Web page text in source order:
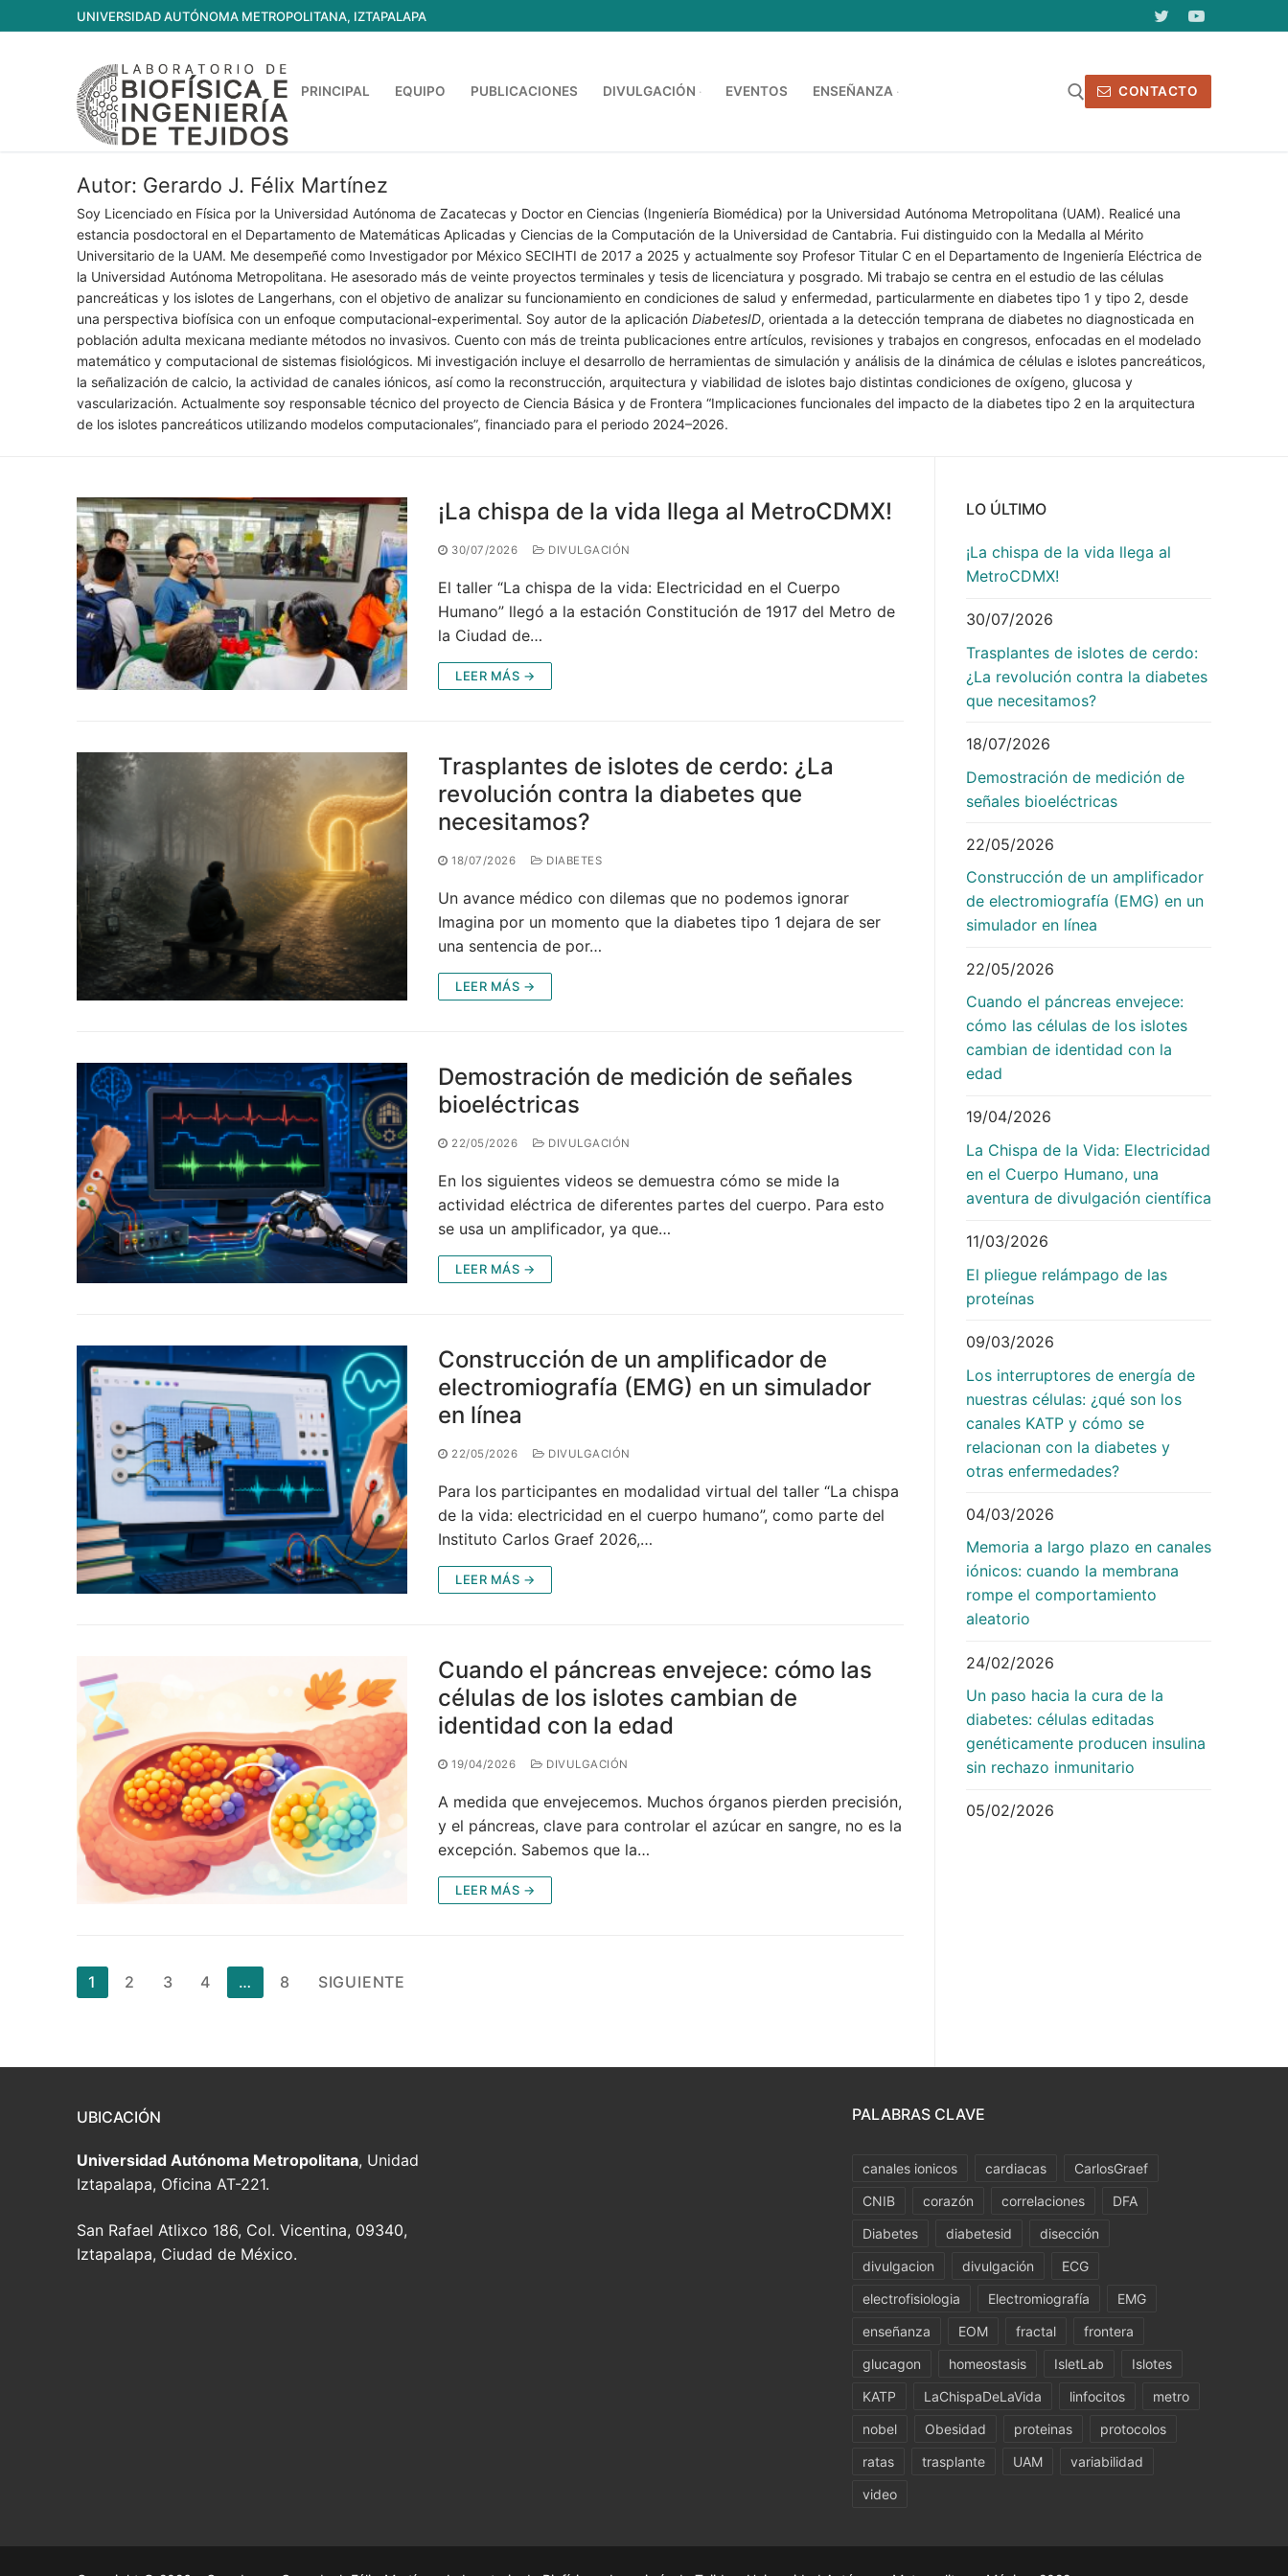
al
UNIVERSIDAD AUTÓNOMA METROPOLITANA, IZTAPALAPA
PRINCIPAL EQUIPO PUBLICACIONES DIVULGACIÓN EVENTOS ENSEÑANZA CONTACTO
Autor: Gerardo J. Félix Martínez
Soy Licenciado en Física por la Universidad Autónoma de Zacatecas y Doctor en Ciencias (Ingeniería Biomédica) por la Universidad Autónoma Metropolitana (UAM). Realicé una
estancia posdoctoral en el Departamento de Matemáticas Aplicadas y Ciencias de la Computación de la Universidad de Cantabria. Fui distinguido con la Medalla al Mérito
Universitario de la UAM. Me desempeñé como Investigador por México SECIHTI de 2017 a 2025 y actualmente soy Profesor Titular C en el Departamento de Ingeniería Eléctrica de
la Universidad Autónoma Metropolitana. He asesorado más de veinte proyectos terminales y tesis de licenciatura y posgrado. Mi trabajo se centra en el estudio de las células
pancreáticas y los islotes de Langerhans, con el objetivo de analizar su funcionamiento en condiciones de salud y enfermedad, particularmente en diabetes tipo 1 y tipo 2, desde
una perspectiva biofísica con un enfoque computacional-experimental. Soy autor de la aplicación DiabetesID, orientada a la detección temprana de diabetes no diagnosticada en
población adulta mexicana mediante métodos no invasivos. Cuento con más de treinta publicaciones entre artículos, revisiones y trabajos en congresos, enfocadas en el modelado
matemático y computacional de sistemas fisiológicos. Mi investigación incluye el desarrollo de herramientas de simulación y análisis de la dinámica de células e islotes pancreáticos,
la señalización de calcio, la actividad de canales iónicos, así como la reconstrucción, arquitectura y viabilidad de islotes bajo distintas condiciones de oxígeno, glucosa y
vascularización. Actualmente soy responsable técnico del proyecto de Ciencia Básica y de Frontera “Implicaciones funcionales del impacto de la diabetes tipo 2 en la arquitectura
de los islotes pancreáticos utilizando modelos computacionales”, financiado para el periodo 2024–2026.
¡La chispa de la vida llega al MetroCDMX!
30/07/2026 DIVULGACIÓN
El taller “La chispa de la vida: Electricidad en el Cuerpo
Humano” llegó a la estación Constitución de 1917 del Metro de
la Ciudad de…
LEER MÁS →
Trasplantes de islotes de cerdo: ¿La
revolución contra la diabetes que
necesitamos?
18/07/2026 DIABETES
Un avance médico con dilemas que no podemos ignorar
Imagina por un momento que la diabetes tipo 1 dejara de ser
una sentencia de por…
LEER MÁS →
Demostración de medición de señales
bioeléctricas
22/05/2026 DIVULGACIÓN
En los siguientes videos se demuestra cómo se mide la
actividad eléctrica de diferentes partes del cuerpo. Para esto
se usa un amplificador, ya que…
LEER MÁS →
Construcción de un amplificador de
electromiografía (EMG) en un simulador
en línea
22/05/2026 DIVULGACIÓN
Para los participantes en modalidad virtual del taller “La chispa
de la vida: electricidad en el cuerpo humano”, como parte del
Instituto Carlos Graef 2026,…
LEER MÁS →
Cuando el páncreas envejece: cómo las
células de los islotes cambian de
identidad con la edad
19/04/2026 DIVULGACIÓN
A medida que envejecemos. Muchos órganos pierden precisión,
y el páncreas, clave para controlar el azúcar en sangre, no es la
excepción. Sabemos que la…
LEER MÁS →
Paginación
1 2 3 4 … 8 SIGUIENTE
LO ÚLTIMO
¡La chispa de la vida llega al
MetroCDMX!
30/07/2026
Trasplantes de islotes de cerdo:
¿La revolución contra la diabetes
que necesitamos?
18/07/2026
Demostración de medición de
señales bioeléctricas
22/05/2026
Construcción de un amplificador
de electromiografía (EMG) en un
simulador en línea
22/05/2026
Cuando el páncreas envejece:
cómo las células de los islotes
cambian de identidad con la
edad
19/04/2026
La Chispa de la Vida: Electricidad
en el Cuerpo Humano, una
aventura de divulgación científica
11/03/2026
El pliegue relámpago de las
proteínas
09/03/2026
Los interruptores de energía de
nuestras células: ¿qué son los
canales KATP y cómo se
relacionan con la diabetes y
otras enfermedades?
04/03/2026
Memoria a largo plazo en canales
iónicos: cuando la membrana
rompe el comportamiento
aleatorio
24/02/2026
Un paso hacia la cura de la
diabetes: células editadas
genéticamente producen insulina
sin rechazo inmunitario
05/02/2026
UBICACIÓN
Universidad Autónoma Metropolitana, Unidad
Iztapalapa, Oficina AT-221.
San Rafael Atlixco 186, Col. Vicentina, 09340,
Iztapalapa, Ciudad de México.
PALABRAS CLAVE
canales ionicos cardiacas
CarlosGraef
CNIB
corazón correlaciones
DFA
Diabetes
diabetesid
disección
divulgacion
divulgación
ECG
electrofisiologia
Electromiografía
EMG
enseñanza
EOM fractal
frontera
glucagon
homeostasis IsletLab
Islotes
KATP
LaChispaDeLaVida linfocitos
metro
nobel
Obesidad proteinas
protocolos
ratas
trasplante UAM
variabilidad
video